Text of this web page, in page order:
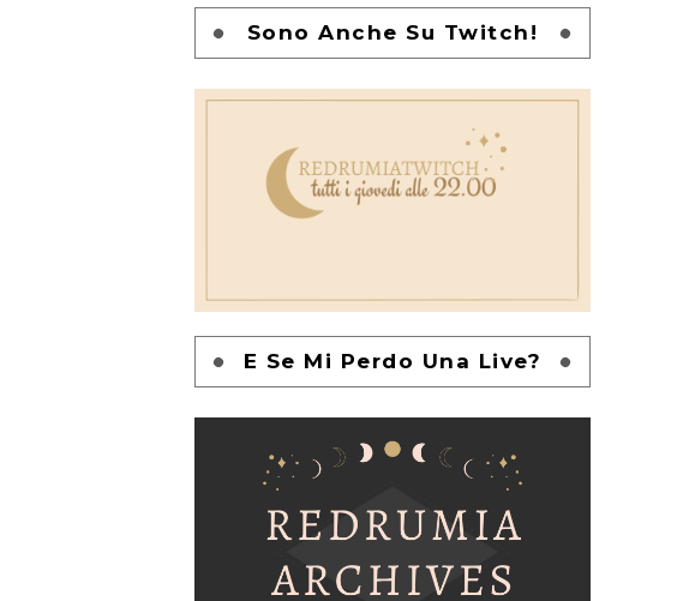
Sono Anche Su Twitch!
E Se Mi Perdo Una Live?